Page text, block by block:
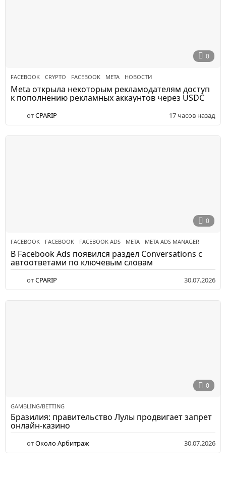
0
FACEBOOK CRYPTO ,FACEBOOK ,META ,НОВОСТИ
Meta открыла некоторым рекламодателям доступ
к пополнению рекламных аккаунтов через USDC
отCPARIP 17 часов назад
0
FACEBOOK FACEBOOK ,FACEBOOK ADS ,META ,META ADS MANAGER
В Facebook Ads появился раздел Conversations с
автоответами по ключевым словам
отCPARIP 30.07.2026
0
GAMBLING/BETTING
Бразилия: правительство Лулы продвигает запрет
онлайн-казино
отОколо Арбитраж 30.07.2026